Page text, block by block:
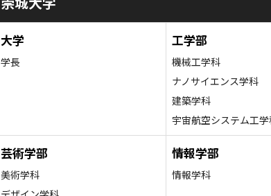
大学
学長
工学部
機械工学科
ナノサイエンス学科
建築学科
宇宙航空システム工
芸術学部
美術学科
情報学部
情報学科